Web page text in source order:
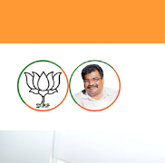
https://